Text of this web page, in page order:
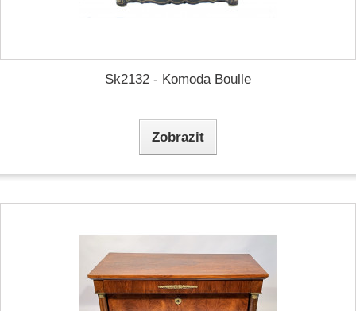
Sk2132 - Komoda Boulle
Zobrazit